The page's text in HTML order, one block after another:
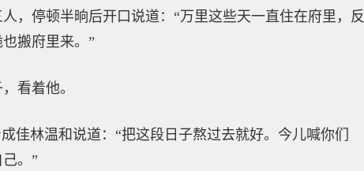
，停顿半晌后开口说道：“万里这些天一直住在府里，反
搬府里来。”
看着他。
佳林温和说道：“把这段日子熬过去就好。今儿喊你们
。”